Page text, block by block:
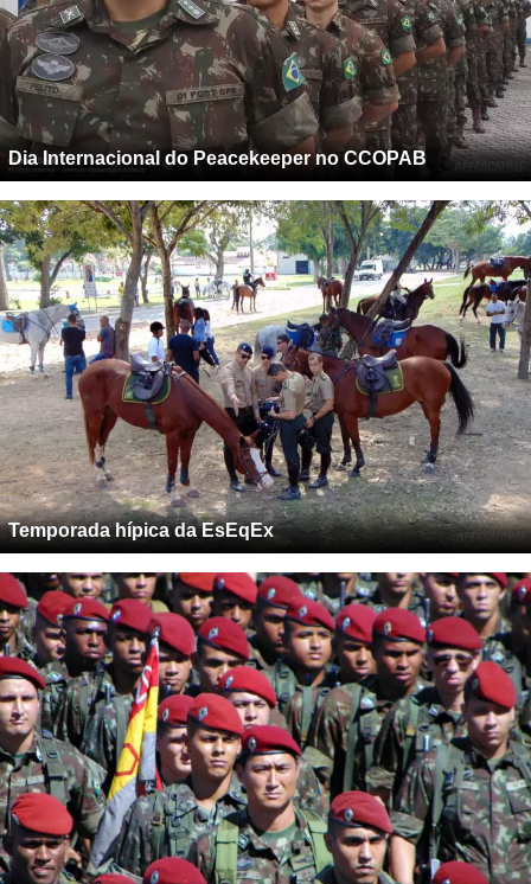
Dia Internacional do Peacekeeper no CCOPAB
Temporada hípica da EsEqEx